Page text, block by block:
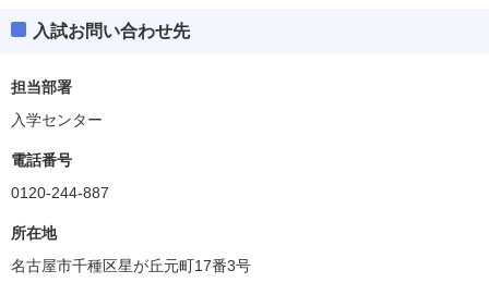
入試お問い合わせ先
担当部署
入学センター
電話番号
0120-244-887
所在地
名古屋市千種区星が丘元町17番3号